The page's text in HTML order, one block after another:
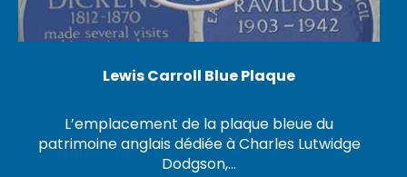
Lewis Carroll Blue Plaque
L’emplacement de la plaque bleue du
patrimoine anglais dédiée à Charles Lutwidge
Dodgson,…